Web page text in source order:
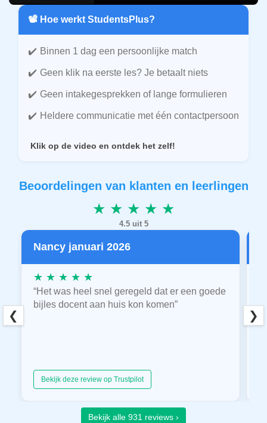
📽️ Hoe werkt StudentsPlus?
Binnen 1 dag een persoonlijke match
Geen klik na eerste les? Je betaalt niets
Geen intakegesprekken of lange formulieren
Heldere communicatie met één contactpersoon
Klik op de video en ontdek het zelf!
Beoordelingen van klanten en leerlingen
★ ★ ★ ★ ★
4.5 uit 5
Nancy januari 2026
★ ★ ★ ★ ★
“Het was heel snel geregeld dat er een goede
bijles docent aan huis kon komen”
Bekijk deze review op Trustpilot
❮ ❯
Bekijk alle 931 reviews ›